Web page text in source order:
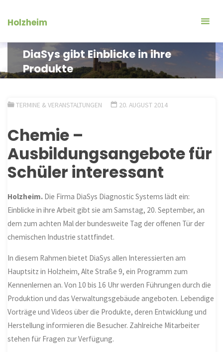
InhaltHolzheim
DiaSys gibt Einblicke in ihre
Produkte
TERMINE & VERANSTALTUNGEN 20. AUGUST 2014
Chemie –
Ausbildungsangebote für
Schüler interessant
Holzheim. Die Firma DiaSys Diagnostic Systems lädt ein:
Einblicke in ihre Arbeit gibt sie am Samstag, 20. September, an
dem zum achten Mal der bundesweite Tag der offenen Tür der
chemischen Industrie stattfindet.
In diesem Rahmen bietet DiaSys allen Interessierten am
Hauptsitz in Holzheim, Alte Straße 9, ein Programm zum
Kennenlernen an. Von 10 bis 16 Uhr werden Führungen durch die
Produktion und das Verwaltungsgebäude angeboten. Lebendige
Vorträge und Videos über die Produkte, deren Entwicklung und
Herstellung informieren die Besucher. Zahlreiche Mitarbeiter
stehen für Fragen zur Verfügung.